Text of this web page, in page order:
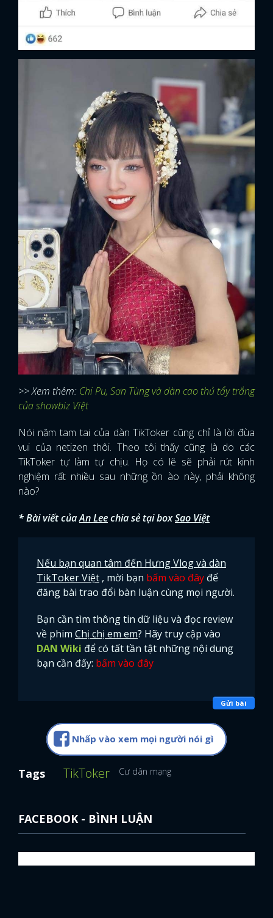
>> Xem thêm: Chi Pu, Sơn Tùng và dàn cao thủ tẩy trắng
của showbiz Việt
Nói năm tam tai của dàn TikToker cũng chỉ là lời đùa
vui của netizen thôi. Theo tôi thấy cũng là do các
TikToker tự làm tự chịu. Họ có lẽ sẽ phải rút kinh
nghiệm rất nhiều sau những ồn ào này, phải không
nào?
* Bài viết củaAn Leechia sẻ tại boxSao Việt
Nếu bạn quan tâm đến Hưng Vlog và dàn
TikToker Việt , mời bạn bấm vào đây để
đăng bài trao đổi bàn luận cùng mọi người.
Bạn cần tìm thông tin dữ liệu và đọc review
về phim Chị chị em em? Hãy truy cập vào
DAN Wiki để có tất tần tật những nội dung
bạn cần đấy: bấm vào đây
Gửi bài
Nhấp vào xem mọi người nói gì
Tags TikToker Cư dân mạng
FACEBOOK - BÌNH LUẬN